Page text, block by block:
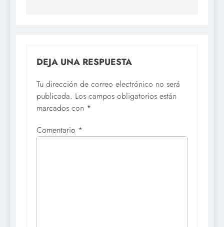
DEJA UNA RESPUESTA
Tu dirección de correo electrónico no será
publicada. Los campos obligatorios están
marcados con *
Comentario *